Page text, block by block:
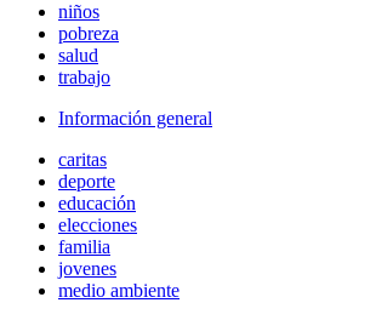
niños
pobreza
salud
trabajo
Información general
caritas
deporte
educación
elecciones
familia
jovenes
medio ambiente